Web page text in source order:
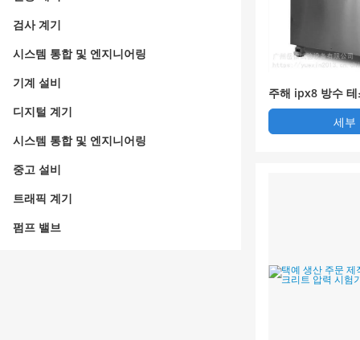
검사 계기
시스템 통합 및 엔지니어링
기계 설비
디지털 계기
시스템 통합 및 엔지니어링
중고 설비
트래픽 계기
펌프 밸브
주해 ipx8 방수
험기 악신 브랜드
세부